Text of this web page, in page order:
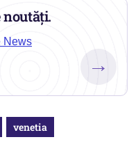
News
→
venetia